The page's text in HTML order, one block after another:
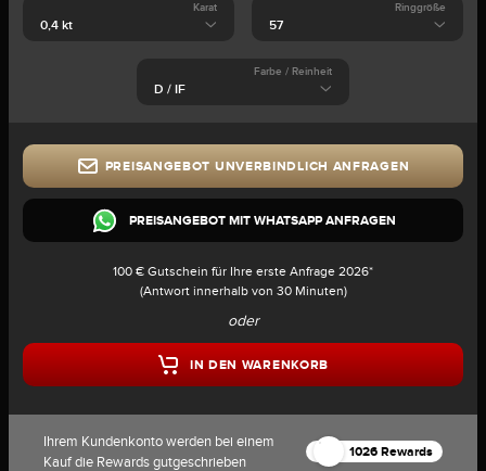
Karat Ringgröße
Farbe / Reinheit
PREISANGEBOT UNVERBINDLICH ANFRAGEN
PREISANGEBOT MIT WHATSAPP ANFRAGEN
100 € Gutschein für Ihre erste Anfrage 2026*
(Antwort innerhalb von 30 Minuten)
oder
IN DEN WARENKORB
Ihrem Kundenkonto werden bei einem
Kauf die Rewards gutgeschrieben
1026 Rewards